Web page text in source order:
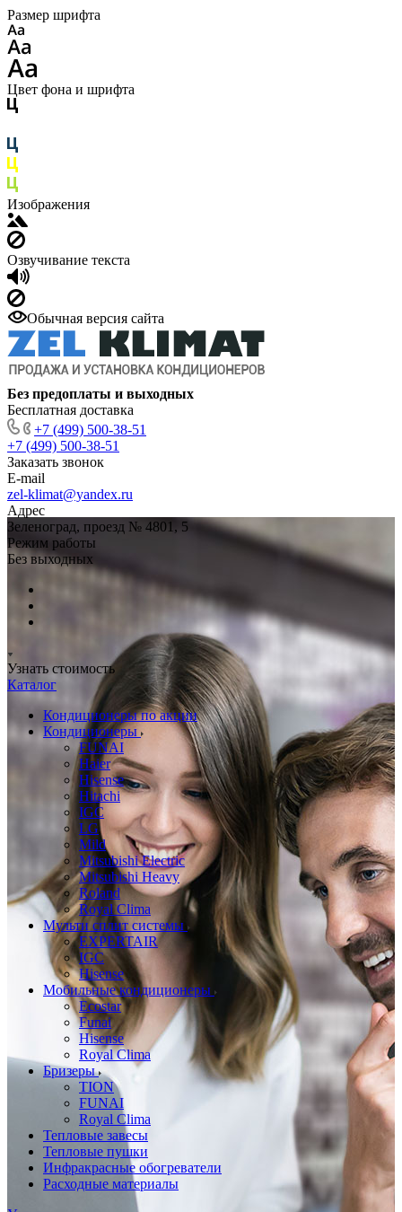
Размер шрифта
Цвет фона и шрифта
Изображения
Озвучивание текста
Обычная версия сайта
Без предоплаты и выходных
Бесплатная доставка
+7 (499) 500-38-51
+7 (499) 500-38-51
Заказать звонок
E-mail
zel-klimat@yandex.ru
Адрес
Зеленоград, проезд № 4801, 5
Режим работы
Без выходных
Узнать стоимость
Каталог
Кондиционеры по акции
Кондиционеры
FUNAI
Haier
Hisense
Hitachi
IGC
LG
Mild
Mitsubishi Electric
Mitsubishi Heavy
Roland
Royal Clima
Мульти сплит системы
EXPERTAIR
IGC
Hisense
Мобильные кондиционеры
Ecostar
Funai
Hisense
Royal Clima
Бризеры
TION
FUNAI
Royal Clima
Тепловые завесы
Тепловые пушки
Инфракрасные обогреватели
Расходные материалы